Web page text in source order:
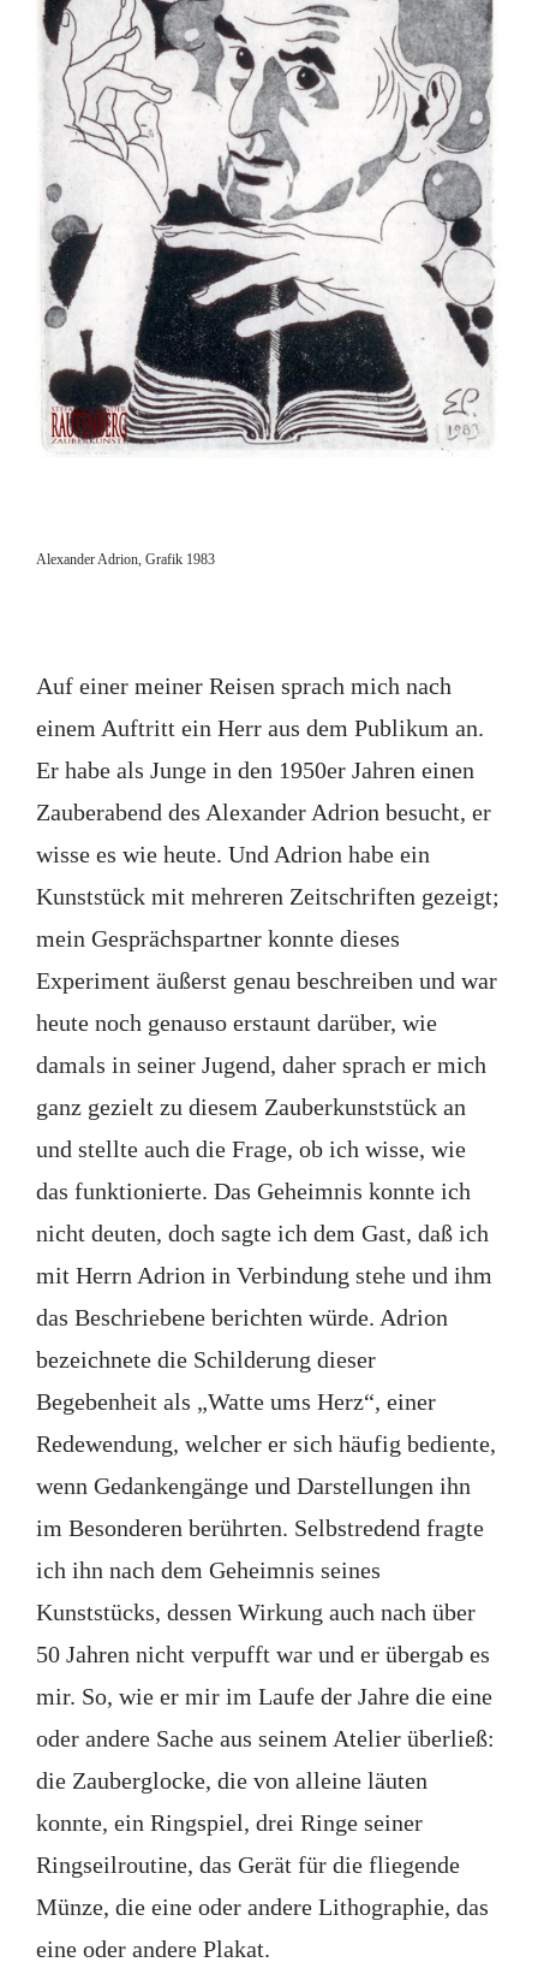
Alexander Adrion, Grafik 1983
Auf einer meiner Reisen sprach mich nach
einem Auftritt ein Herr aus dem Publikum an.
Er habe als Junge in den 1950er Jahren einen
Zauberabend des Alexander Adrion besucht, er
wisse es wie heute. Und Adrion habe ein
Kunststück mit mehreren Zeitschriften gezeigt;
mein Gesprächspartner konnte dieses
Experiment äußerst genau beschreiben und war
heute noch genauso erstaunt darüber, wie
damals in seiner Jugend, daher sprach er mich
ganz gezielt zu diesem Zauberkunststück an
und stellte auch die Frage, ob ich wisse, wie
das funktionierte. Das Geheimnis konnte ich
nicht deuten, doch sagte ich dem Gast, daß ich
mit Herrn Adrion in Verbindung stehe und ihm
das Beschriebene berichten würde. Adrion
bezeichnete die Schilderung dieser
Begebenheit als „Watte ums Herz“, einer
Redewendung, welcher er sich häufig bediente,
wenn Gedankengänge und Darstellungen ihn
im Besonderen berührten. Selbstredend fragte
ich ihn nach dem Geheimnis seines
Kunststücks, dessen Wirkung auch nach über
50 Jahren nicht verpufft war und er übergab es
mir. So, wie er mir im Laufe der Jahre die eine
oder andere Sache aus seinem Atelier überließ:
die Zauberglocke, die von alleine läuten
konnte, ein Ringspiel, drei Ringe seiner
Ringseilroutine, das Gerät für die fliegende
Münze, die eine oder andere Lithographie, das
eine oder andere Plakat.